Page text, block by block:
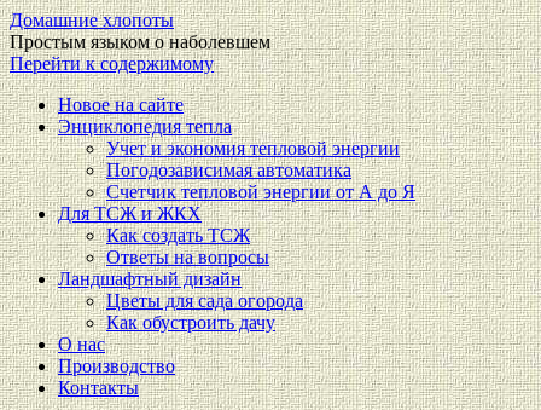
Домашние хлопоты
Простым языком о наболевшем
Перейти к содержимому
Новое на сайте
Энциклопедия тепла
Учет и экономия тепловой энергии
Погодозависимая автоматика
Счетчик тепловой энергии от А до Я
Для ТСЖ и ЖКХ
Как создать ТСЖ
Ответы на вопросы
Ландшафтный дизайн
Цветы для сада огорода
Как обустроить дачу
О нас
Производство
Контакты